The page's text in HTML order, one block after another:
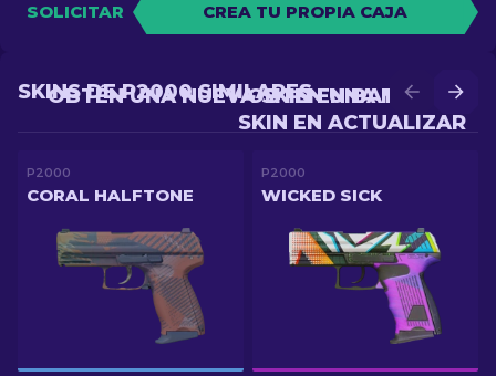
SOLICITAR CREA TU PROPIA CAJA
OBTÉN UNA MEJOR
SKIN EN ACTUALIZAR
OBTÉN UNA NUEVA SKIN EN BATALLA
SKINS DE P2000 SIMILARES
P2000
CORAL HALFTONE
P2000
WICKED SICK